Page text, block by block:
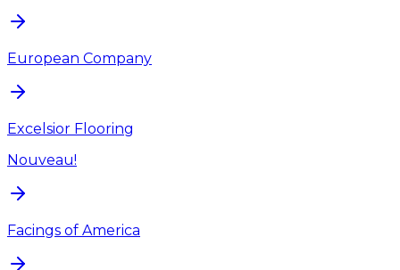
European Company
Excelsior Flooring
Nouveau!
Facings of America